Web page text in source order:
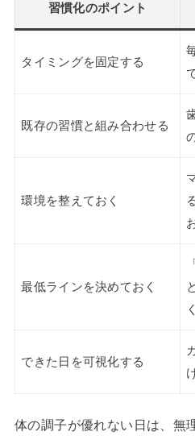
習慣化のポイント
タイミングを固定する
既存の習慣と組み合わせる
環境を整えておく
最低ラインを決めておく
く
できた日を可視化する
体の調子が優れない日は、無